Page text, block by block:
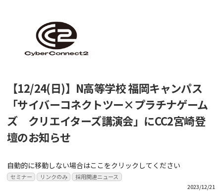
【12/24(日)】N高等学校 福岡キャンパス
「サイバーコネクトツー×プラチナゲーム
ズ クリエイターズ講演会」にCC2宮崎登
壇のお知らせ
自動的に移動しない場合はここをクリックしてください
セミナー リンクのみ
採用関連ニュース
2023/12/21